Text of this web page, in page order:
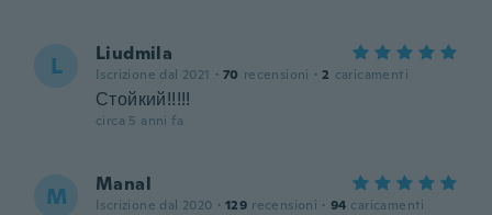
L Liudmila
Iscrizione dal 2021 · 70 recensioni · 2 caricamenti
Стойкий!!!!!
circa 5 anni fa
M Manal
Iscrizione dal 2020 · 129 recensioni · 94 caricamenti